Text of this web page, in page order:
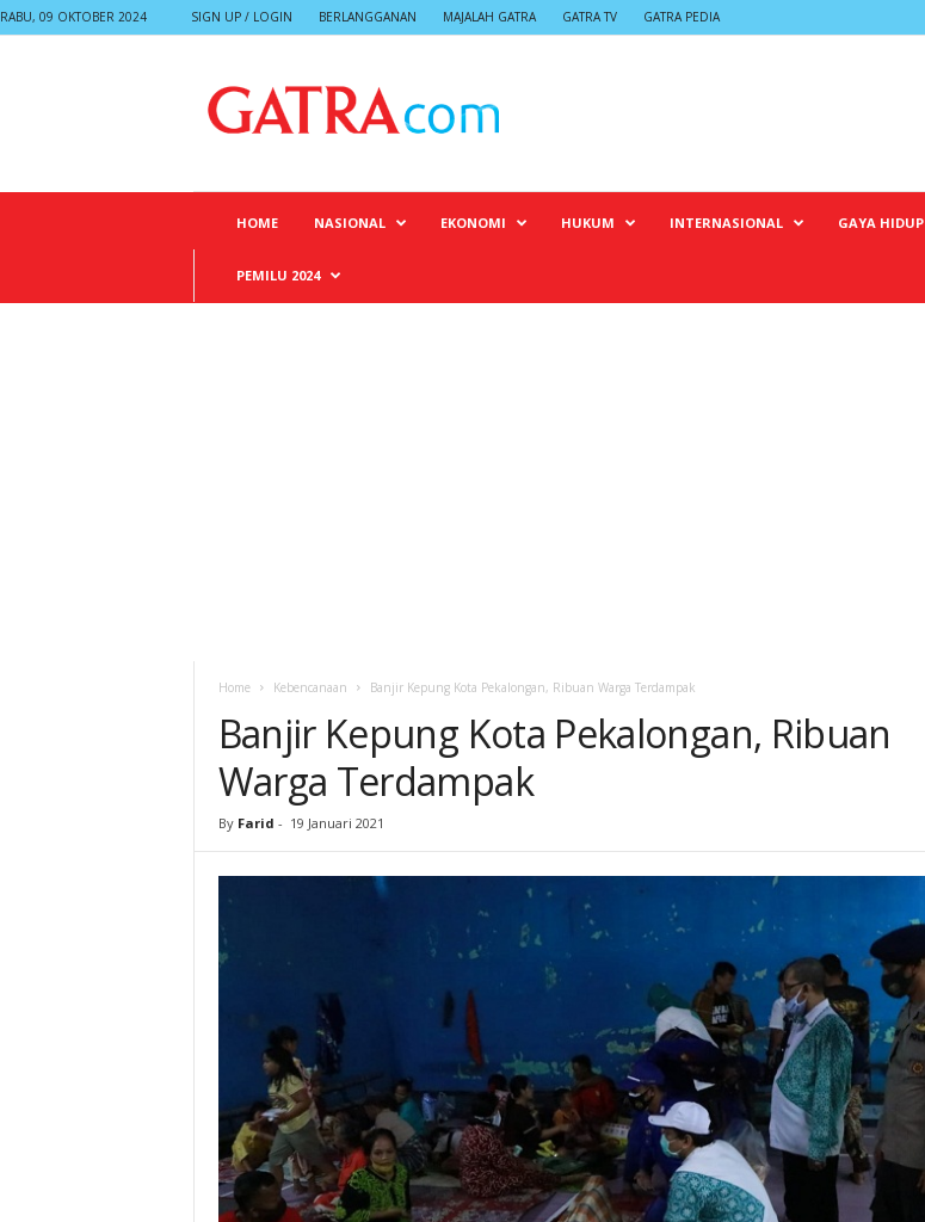
RABU, 09 OKTOBER 2024 SIGN UP / LOGIN BERLANGGANAN MAJALAH GATRA GATRA TV GATRA PEDIA
HOME NASIONAL EKONOMI HUKUM INTERNASIONAL GAYA HIDUP
PEMILU 2024
Home Kebencanaan Banjir Kepung Kota Pekalongan, Ribuan Warga Terdampak
Banjir Kepung Kota Pekalongan, Ribuan
Warga Terdampak
By Farid - 19 Januari 2021